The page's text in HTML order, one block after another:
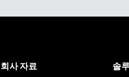
회사 자료 솔